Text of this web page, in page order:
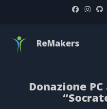
ReMakers
Donazione